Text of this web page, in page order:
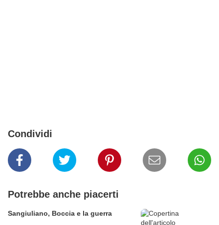
Condividi
Potrebbe anche piacerti
Sangiuliano, Boccia e la guerra